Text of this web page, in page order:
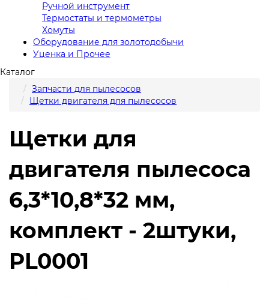
Ручной инструмент
Термостаты и термометры
Хомуты
Оборудование для золотодобычи
Уценка и Прочее
Каталог
Запчасти для пылесосов
Щетки двигателя для пылесосов
Щетки для
двигателя пылесоса
6,3*10,8*32 мм,
комплект - 2штуки,
PL0001